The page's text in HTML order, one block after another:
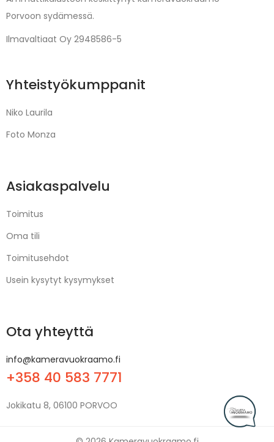
Porvoon sydämessä.
Ilmavaltiaat Oy 2948586-5
Yhteistyökumppanit
Niko Laurila
Foto Monza
Asiakaspalvelu
Toimitus
Oma tili
Toimitusehdot
Usein kysytyt kysymykset
Ota yhteyttä
info@kameravuokraamo.fi
+358 40 583 7771
Jokikatu 8, 06100 PORVOO